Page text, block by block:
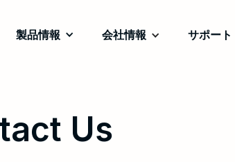
製品情報 会社情報 サポート
Us